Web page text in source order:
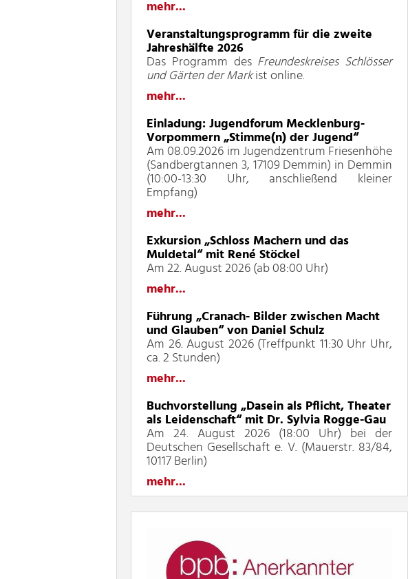
mehr...
Veranstaltungsprogramm für die zweite
Jahreshälfte 2026
Das Programm des Freundeskreises Schlösser
und Gärten der Markist online.
mehr...
Einladung: Jugendforum Mecklenburg-
Vorpommern „Stimme(n) der Jugend“
Am 08.09.2026 im Jugendzentrum Friesenhöhe
(Sandbergtannen 3, 17109 Demmin) in Demmin
(10:00-13:30 Uhr, anschließend kleiner
Empfang)
mehr...
Exkursion „Schloss Machern und das
Muldetal“ mit René Stöckel
Am 22. August 2026 (ab 08:00 Uhr)
mehr...
Führung „Cranach- Bilder zwischen Macht
und Glauben“ von Daniel Schulz
Am 26. August 2026 (Treffpunkt 11:30 Uhr Uhr,
ca. 2 Stunden)
mehr...
Buchvorstellung „Dasein als Pflicht, Theater
als Leidenschaft“ mit Dr. Sylvia Rogge-Gau
Am 24. August 2026 (18:00 Uhr) bei der
Deutschen Gesellschaft e. V. (Mauerstr. 83/84,
10117 Berlin)
mehr...